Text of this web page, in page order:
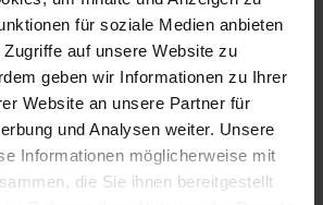
für soziale Medien anbieten
auf unsere Website zu
geben wir Informationen zu Ihrer
Website an unsere Partner für
und Analysen weiter. Unsere
Informationen möglicherweise mit
die Sie ihnen bereitgestellt